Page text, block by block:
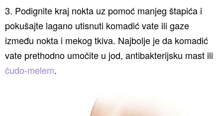
3. Podignite kraj nokta uz pomoć manjeg štapića i
pokušajte lagano utisnuti komadić vate ili gaze
između nokta i mekog tkiva. Najbolje je da komadić
vate prethodno umočite u jod, antibakterijsku mast ili
čudo-melem.